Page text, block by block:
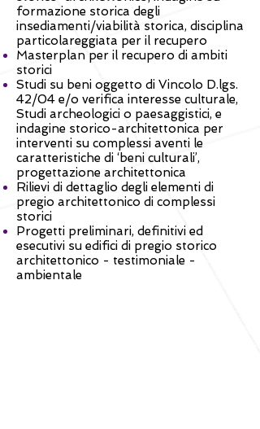
formazione storica degli
insediamenti/viabilità storica, disciplina
particolareggiata per il recupero
Masterplan per il recupero di ambiti
storici
Studi su beni oggetto di Vincolo D.lgs.
42/04 e/o verifica interesse culturale,
Studi archeologici o paesaggistici, e
indagine storico-architettonica per
interventi su complessi aventi le
caratteristiche di ‘beni culturali’,
progettazione architettonica
Rilievi di dettaglio degli elementi di
pregio architettonico di complessi
storici
Progetti preliminari, definitivi ed
esecutivi su edifici di pregio storico
architettonico - testimoniale -
ambientale